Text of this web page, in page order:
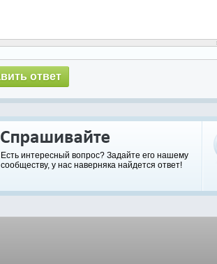
Есть интересный вопрос? Задайте его нашему
сообществу, у нас наверняка найдется ответ!